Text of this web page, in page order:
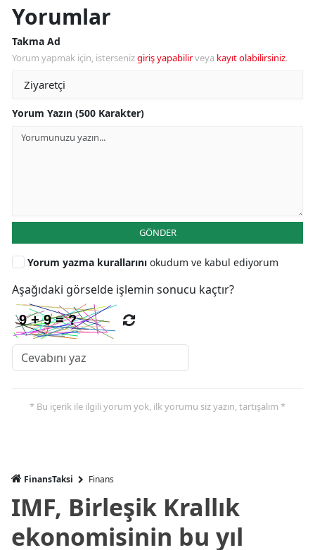
Yorumlar
Takma Ad
Yorum yapmak için, istersenizgiriş yapabilirveya kayıt olabilirsiniz.
Yorum Yazın (500 Karakter)
GÖNDER
Yorum yazma kurallarını okudum ve kabul ediyorum
Aşağıdaki görselde işlemin sonucu kaçtır?
* Bu içerik ile ilgili yorum yok, ilk yorumu siz yazın, tartışalım *
FinansTaksi Finans
IMF, Birleşik Krallık
ekonomisinin bu yıl